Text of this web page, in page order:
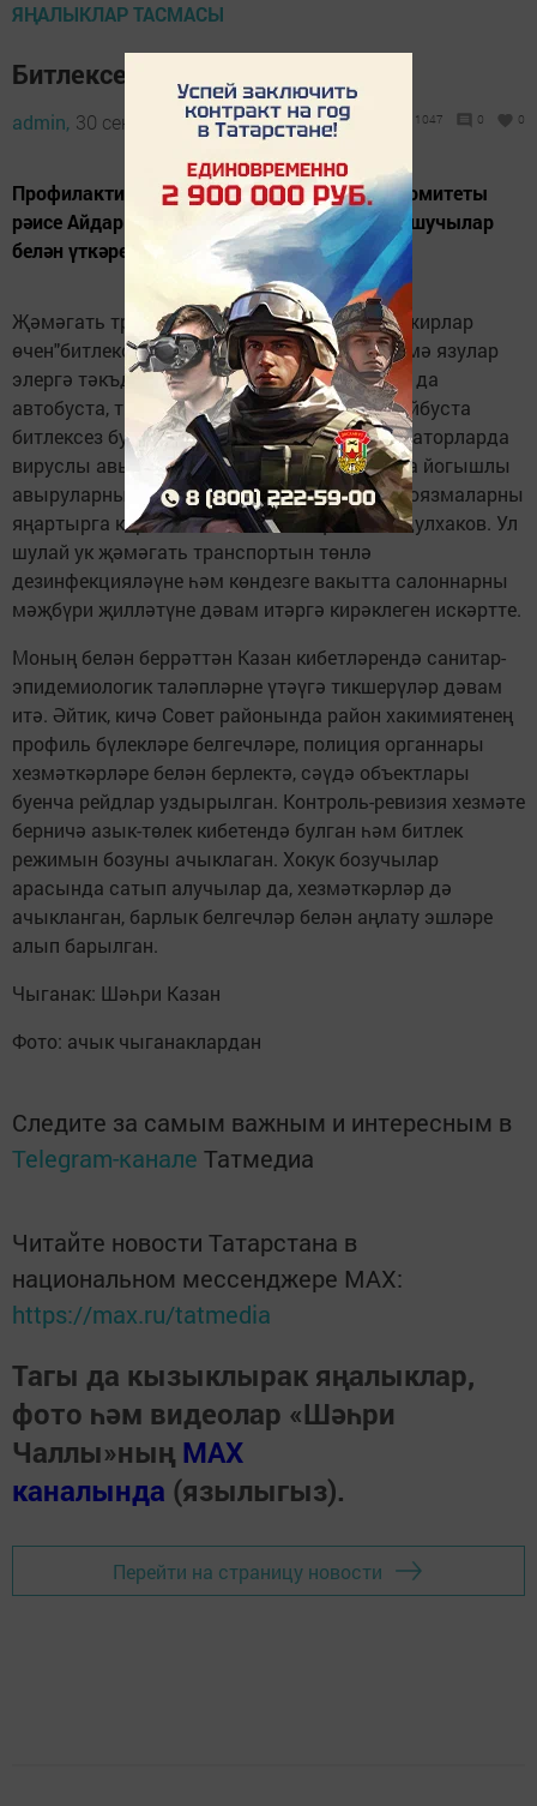
ЯҢАЛЫКЛАР ТАСМАСЫ
Битлексез керү тыела
admin, 30 сентябрь 2020 - 09:54 1047 0 0
Профилактика эшен көчәйтүне транспорт комитеты
рәисе Айдар Абдулхаков бүген пассажир ташучылар
белән үткәрелгән киңәшмәдә йөкләде.
Җәмәгать транспорты ишекләрендә пассажирлар
өчен"битлексез керү тыелган" диелгән өстәмә язулар
элергә тәкъдим ителде. "Бер генә пассажир да
автобуста, трамвайда, метрода яки троллейбуста
битлексез булырга тиеш түгел. Автоинформаторларда
вируслы авыруларның таралуын һәм кыска йогышлы
авыруларны профилактикалау буенча аудиоязмаларны
яңартырга кирәк», - дип билгеләп үтте А.Абдулхаков. Ул
шулай ук җәмәгать транспортын төнлә
дезинфекцияләүне һәм көндезге вакытта салоннарны
мәҗбүри җилләтүне дәвам итәргә кирәклеген искәртте.
Моның белән беррәттән Казан кибетләрендә санитар-
эпидемиологик таләпләрне үтәүгә тикшерүләр дәвам
итә. Әйтик, кичә Совет районында район хакимиятенең
профиль бүлекләре белгечләре, полиция органнары
хезмәткәрләре белән берлектә, сәүдә объектлары
буенча рейдлар уздырылган. Контроль-ревизия хезмәте
берничә азык-төлек кибетендә булган һәм битлек
режимын бозуны ачыклаган. Хокук бозучылар
арасында сатып алучылар да, хезмәткәрләр дә
ачыкланган, барлык белгечләр белән аңлату эшләре
алып барылган.
Чыганак: Шәһри Казан
Фото: ачык чыганаклардан
Следите за самым важным и интересным в
Telegram-канале Татмедиа
Читайте новости Татарстана в
национальном мессенджере MАХ:
https://max.ru/tatmedia
Тагы да кызыклырак яңалыклар,
фото һәм видеолар «Шәһри
Чаллы»ның MAX
каналында (язылыгыз).
Перейти на страницу новости